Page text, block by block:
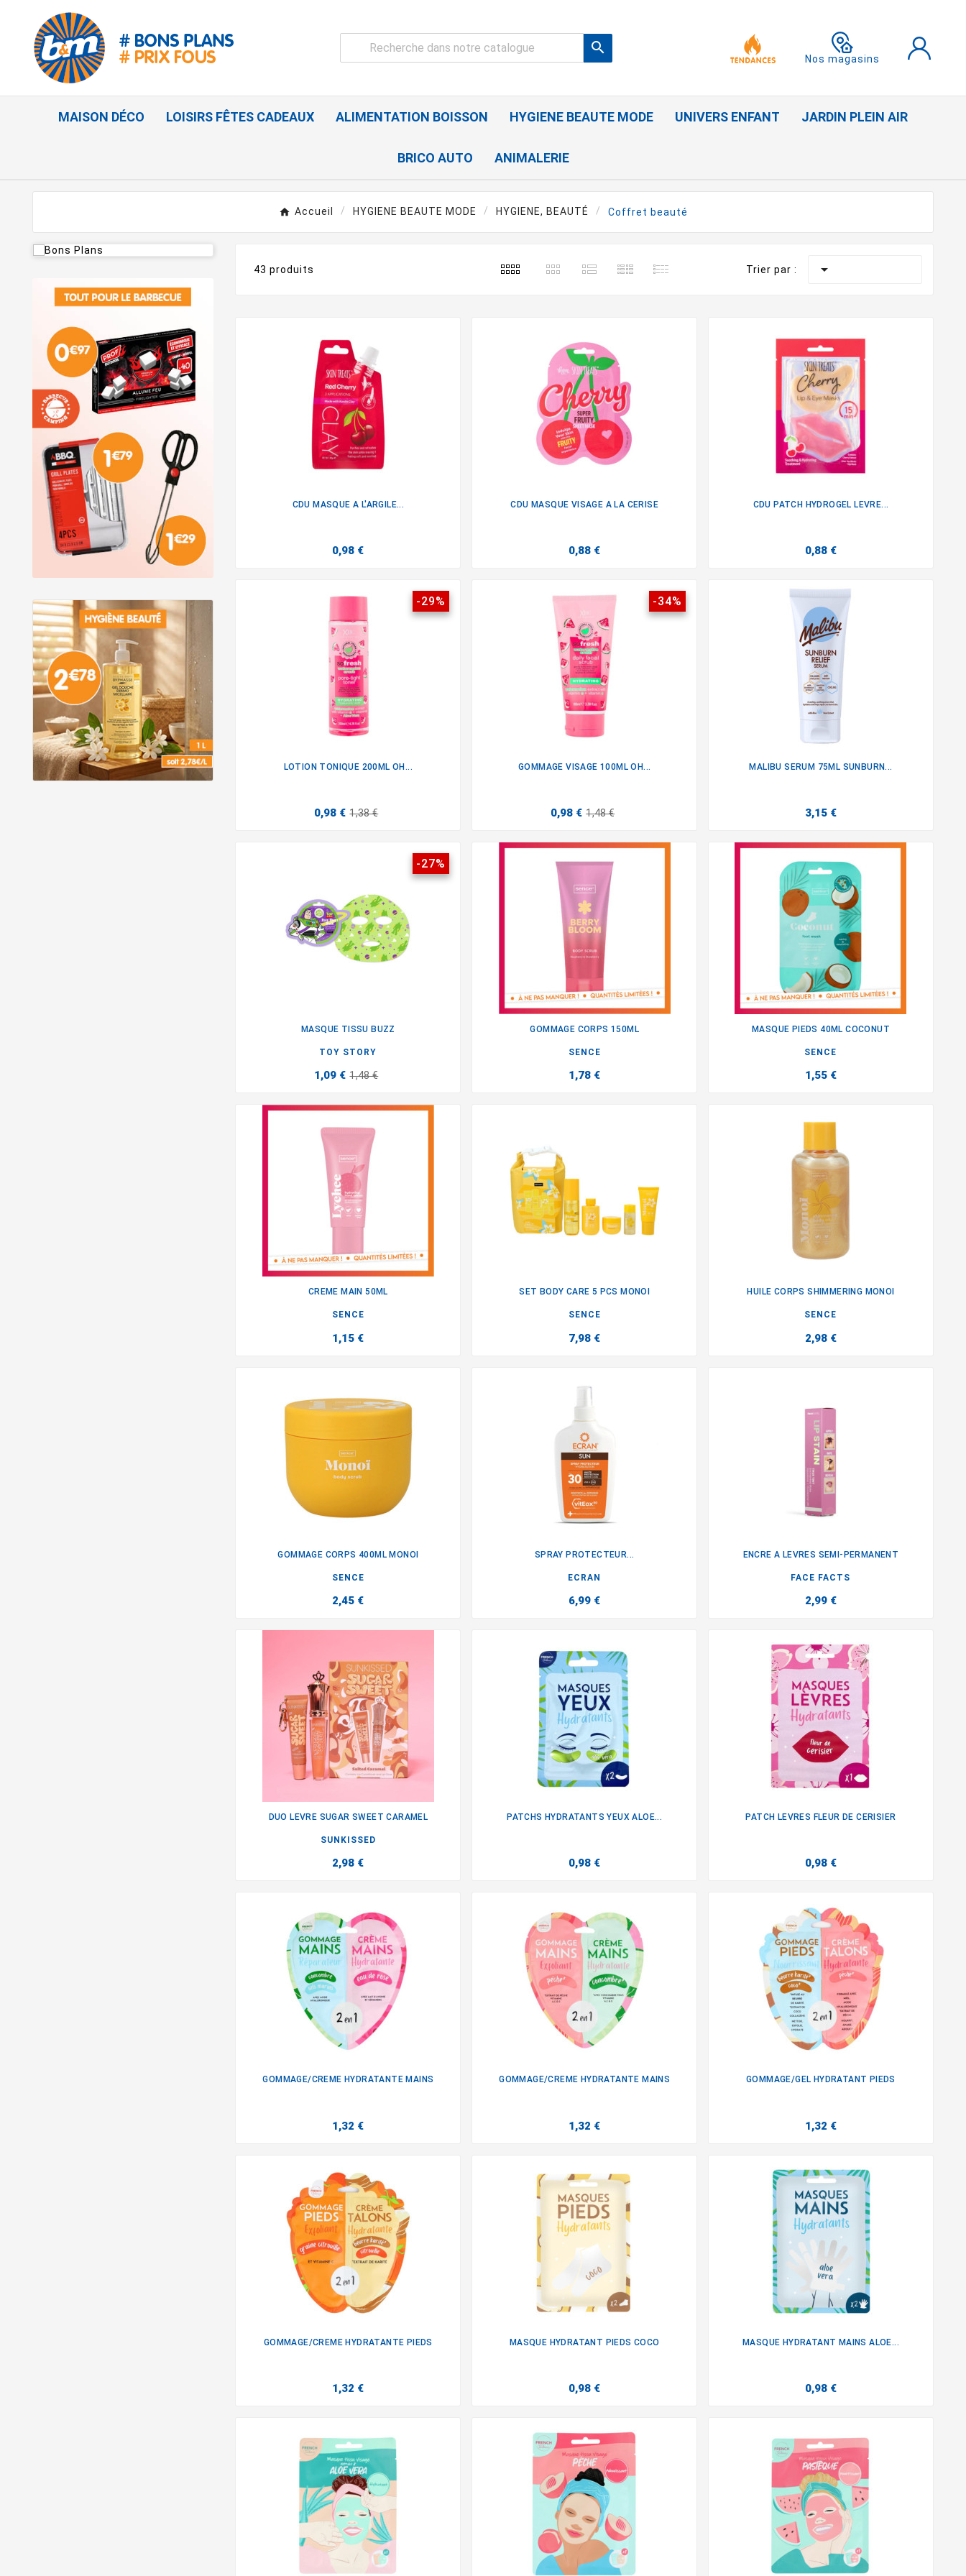

Nos magasins
MAISON DÉCO LOISIRS FÊTES CADEAUX ALIMENTATION BOISSON HYGIENE BEAUTE MODE UNIVERS ENFANT JARDIN PLEIN AIR
BRICO AUTO ANIMALERIE
Accueil HYGIENE BEAUTE MODE HYGIENE, BEAUTÉ Coffret beauté
43 produits Trier par : 
CDU MASQUE A L'ARGILE...
0,98 €
CDU MASQUE VISAGE A LA CERISE
0,88 €
CDU PATCH HYDROGEL LEVRE...
0,88 €
-29%
LOTION TONIQUE 200ML OH...
0,98 € 1,38 €
-34%
GOMMAGE VISAGE 100ML OH...
0,98 € 1,48 €
MALIBU SERUM 75ML SUNBURN...
3,15 €
-27%
MASQUE TISSU BUZZ
TOY STORY
1,09 € 1,48 €
GOMMAGE CORPS 150ML
SENCE
1,78 €
MASQUE PIEDS 40ML COCONUT
SENCE
1,55 €
CREME MAIN 50ML
SENCE
1,15 €
SET BODY CARE 5 PCS MONOI
SENCE
7,98 €
HUILE CORPS SHIMMERING MONOI
SENCE
2,98 €
GOMMAGE CORPS 400ML MONOI
SENCE
2,45 €
SPRAY PROTECTEUR...
ECRAN
6,99 €
ENCRE A LEVRES SEMI-PERMANENT
FACE FACTS
2,99 €
DUO LEVRE SUGAR SWEET CARAMEL
SUNKISSED
2,98 €
PATCHS HYDRATANTS YEUX ALOE...
0,98 €
PATCH LEVRES FLEUR DE CERISIER
0,98 €
GOMMAGE/CREME HYDRATANTE MAINS
1,32 €
GOMMAGE/CREME HYDRATANTE MAINS
1,32 €
GOMMAGE/GEL HYDRATANT PIEDS
1,32 €
GOMMAGE/CREME HYDRATANTE PIEDS
1,32 €
MASQUE HYDRATANT PIEDS COCO
0,98 €
MASQUE HYDRATANT MAINS ALOE...
0,98 €